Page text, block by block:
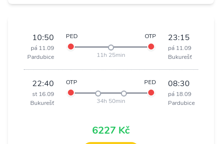
10:50
pá 11.09
Pardubice
PED OTP
11h 25min
23:15
pá 11.09
Bukurešť
22:40
st 16.09
Bukurešť
OTP PED
34h 50min
08:30
pá 18.09
Pardubice
6227 Kč